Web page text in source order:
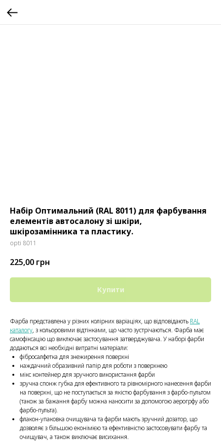
Набір Оптимальний (RAL 8011) для фарбування
елементів автосалону зі шкіри,
шкірозамінника та пластику.
opti 8011
225,00 грн
Купити
Фарба представлена у різних колірних варіаціях, що відповідають RAL
каталогу, з кольоровими відтінками, що часто зустрічаються. Фарба має
самофіксацію що виключає застосування затверджувача. У наборі фарби
додаються всі необхідні витратні матеріали:
фібросалфетка для знежирення поверхні
наждачний образивний папір для роботи з поверхнею
мікс контейнер для зручного використання фарби
зручна спонж губка для ефективного та рівномірного нанесення фарби
на поверхні, що не поступається за якістю фарбування з фарбо-пультом
(також за бажання фарбу можна наносити за допомогою аерогрфу або
фарбо-пульта).
флакон-упаковка очищувача та фарби мають зручний дозатор, що
дозволяє з більшою еконімією та ефективністю застосовувати фарбу та
очищувач, а також виключає висихання.